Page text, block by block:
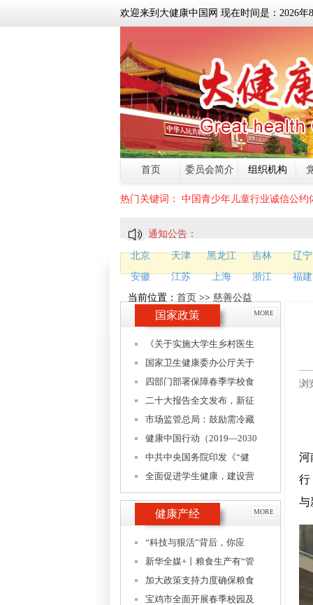
欢迎来到大健康中国网 现在时间是： 2026年8
首页 委员会简介 组织机构
热门关键词： 中国青少年儿童行业诚信公约
通知公告：
北京 天津 黑龙江 吉林
辽宁
安徽
江苏 上海 浙江
福建
当前位置： 首页 >> 慈善公益
浏
河
行
与
国家政策 MORE
《关于实施大学生乡村医生
国家卫生健康委办公厅关于
四部门部署保障春季学校食
二十大报告全文发布，新征
市场监管总局：鼓励需冷藏
健康中国行动（2019—2030
中共中央国务院印发《“健
全面促进学生健康，建设营
健康产经 MORE
“科技与狠活”背后，你应
新华全媒+丨粮食生产有“管
加大政策支持力度确保粮食
宝鸡市全面开展春季校园及